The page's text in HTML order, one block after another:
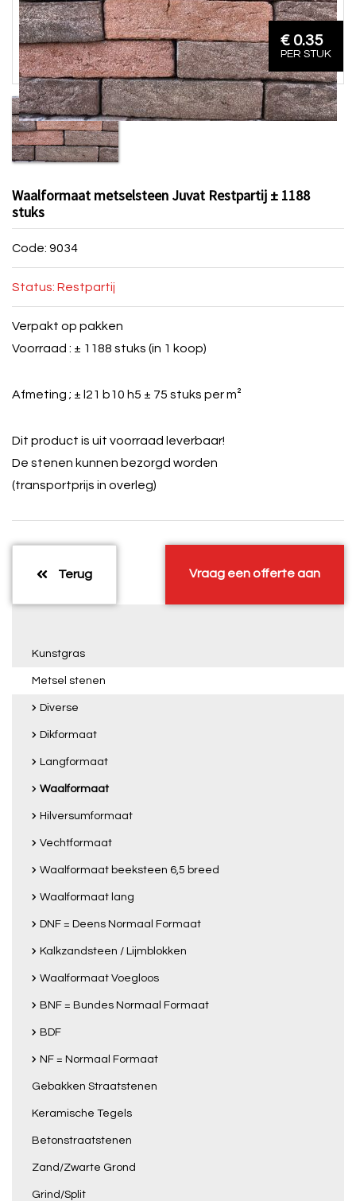
Kunstgras
Metsel stenen
Diverse
Dikformaat
Langformaat
Waalformaat
Hilversumformaat
Vechtformaat
Waalformaat beeksteen 6,5 breed
Waalformaat lang
DNF = Deens Normaal Formaat
Kalkzandsteen / Lijmblokken
Waalformaat Voegloos
BNF = Bundes Normaal Formaat
BDF
NF = Normaal Formaat
Gebakken Straatstenen
Keramische Tegels
Betonstraatstenen
Zand/Zwarte Grond
Grind/Split
€ 0.35
PER STUK
Waalformaat metselsteen Juvat Restpartij ± 1188
stuks
Code: 9034
Status: Restpartij
Verpakt op pakken
Voorraad : ± 1188 stuks (in 1 koop)
Afmeting ; ± l21 b10 h5 ± 75 stuks per m²
Dit product is uit voorraad leverbaar!
De stenen kunnen bezorgd worden
(transportprijs in overleg)
Terug Vraag een offerte aan